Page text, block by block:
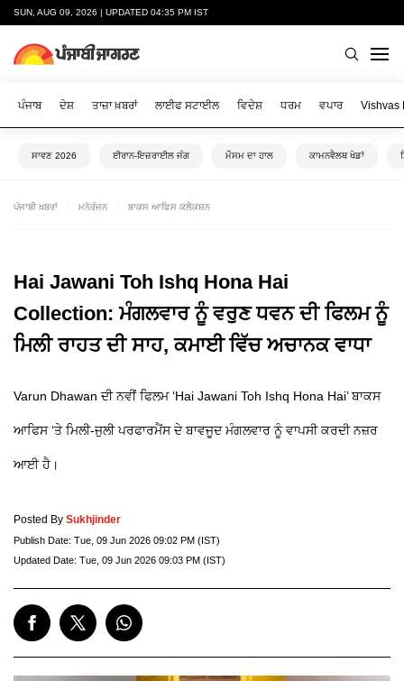
SUN, AUG 09, 2026 | UPDATED 04:35 PM IST
ਪੰਜਾਬ ਦੇਸ਼ ਤਾਜ਼ਾ ਖ਼ਬਰਾਂ ਲਾਈਫ ਸਟਾਈਲ ਵਿਦੇਸ਼ ਧਰਮ ਵਪਾਰ Vishvas
ਸਾਵਣ 2026 ਈਰਾਨ-ਇਜ਼ਰਾਈਲ ਜੰਗ ਮੌਸਮ ਦਾ ਹਾਲ ਕਾਮਨਵੈਲਥ ਖੇਡਾਂ
ਪੰਜਾਬੀ ਖ਼ਬਰਾਂ ਮਨੋਰੰਜਨ ਬਾਕਸ ਆਫਿਸ ਕਲੈਕਸ਼ਨ
Hai Jawani Toh Ishq Hona Hai
Collection: ਮੰਗਲਵਾਰ ਨੂੰ ਵਰੁਣ ਧਵਨ ਦੀ ਫਿਲਮ ਨੂੰ
ਮਿਲੀ ਰਾਹਤ ਦੀ ਸਾਹ, ਕਮਾਈ ਵਿੱਚ ਅਚਾਨਕ ਵਾਧਾ
Varun Dhawan ਦੀ ਨਵੀਂ ਫਿਲਮ ‘Hai Jawani Toh Ishq Hona Hai’ ਬਾਕਸ
ਆਫਿਸ ‘ਤੇ ਮਿਲੀ-ਜੁਲੀ ਪਰਫਾਰਮੈਂਸ ਦੇ ਬਾਵਜੂਦ ਮੰਗਲਵਾਰ ਨੂੰ ਵਾਪਸੀ ਕਰਦੀ ਨਜ਼ਰ
ਆਈ ਹੈ।
Posted By Sukhjinder
Publish Date: Tue, 09 Jun 2026 09:02 PM (IST)
Updated Date: Tue, 09 Jun 2026 09:03 PM (IST)